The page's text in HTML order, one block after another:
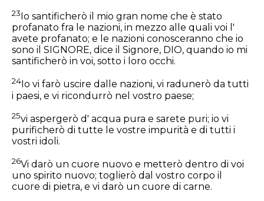
23 Io santificherò il mio gran nome che è stato
profanato fra le nazioni, in mezzo alle quali voi l'
avete profanato; e le nazioni conosceranno che io
sono il SIGNORE, dice il Signore, DIO, quando io mi
santificherò in voi, sotto i loro occhi.
24 Io vi farò uscire dalle nazioni, vi radunerò da tutti
i paesi, e vi ricondurrò nel vostro paese;
25vi aspergerò d' acqua pura e sarete puri; io vi
purificherò di tutte le vostre impurità e di tutti i
vostri idoli.
26Vi darò un cuore nuovo e metterò dentro di voi
uno spirito nuovo; toglierò dal vostro corpo il
cuore di pietra, e vi darò un cuore di carne.